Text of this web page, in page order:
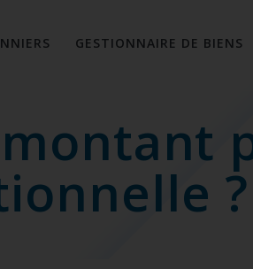
GESTIONNAIRE DE BIENS
?